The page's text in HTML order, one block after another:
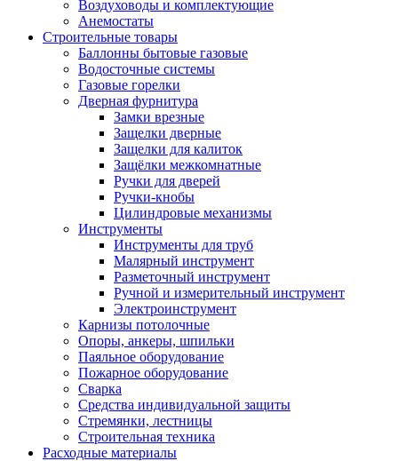
Воздуховоды и комплектующие
Анемостаты
Строительные товары
Баллонны бытовые газовые
Водосточные системы
Газовые горелки
Дверная фурнитура
Замки врезные
Защелки дверные
Защелки для калиток
Защёлки межкомнатные
Ручки для дверей
Ручки-кнобы
Цилиндровые механизмы
Инструменты
Инструменты для труб
Малярный инструмент
Разметочный инструмент
Ручной и измерительный инструмент
Электроинструмент
Карнизы потолочные
Опоры, анкеры, шпильки
Паяльное оборудование
Пожарное оборудование
Сварка
Средства индивидуальной защиты
Стремянки, лестницы
Строительная техника
Расходные материалы